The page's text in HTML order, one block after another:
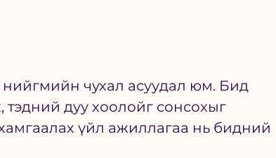
чухал асуудал юм. Бид
тэдний дуу хоолойг сонсохыг
үйл ажиллагаа нь бидний